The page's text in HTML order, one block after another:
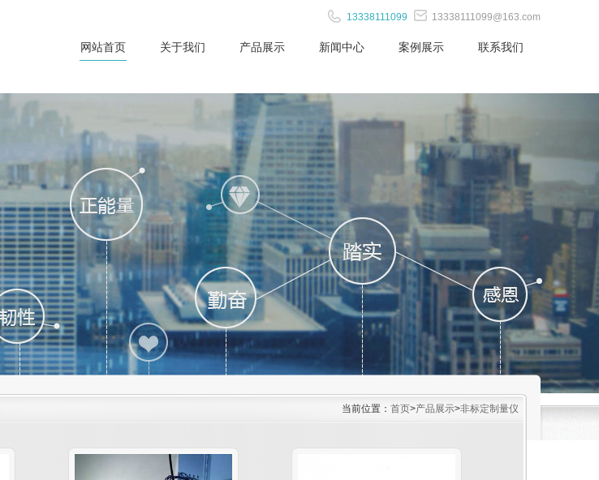
13338111099 13338111099@163.com
网站首页 关于我们 产品展示 新闻中心 案例展示 联系我们
当前位置： 首页>产品展示>非标定制量仪